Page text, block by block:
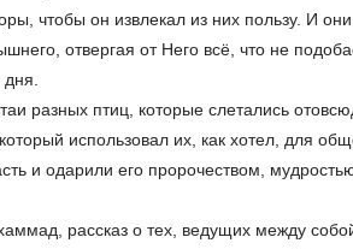
чтобы он извлекал из них пользу. И
отвергая от Него всё, что не
разных птиц, которые слетались
использовал их, как хотел, для
и одарили его пророчеством,
рассказ о тех, ведущих между